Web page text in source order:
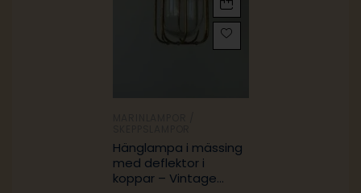
Hänglampa i mässing
med deflektor i
koppar – Vintage